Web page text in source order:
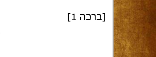
[ברכה 1]